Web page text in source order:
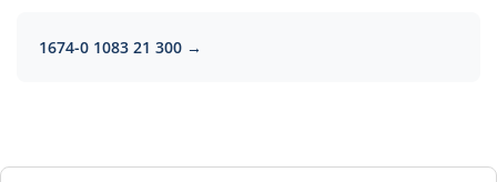
1674-0 1083 21 300 →